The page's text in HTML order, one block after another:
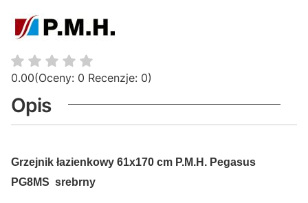
0.00(Oceny: 0 Recenzje: 0)
Opis
Grzejnik łazienkowy 61x170 cm P.M.H. Pegasus
PG8MS srebrny